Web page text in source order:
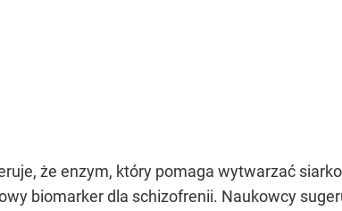
że enzym, który pomaga wytwarzać
biomarker dla schizofrenii. Naukowcy